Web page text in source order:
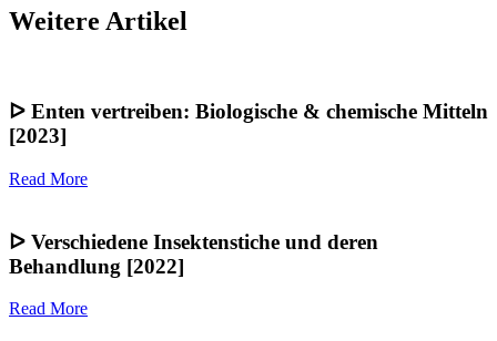
Weitere Artikel
ᐅ Enten vertreiben: Biologische & chemische Mitteln
[2023]
Read More
ᐅ Verschiedene Insektenstiche und deren
Behandlung [2022]
Read More